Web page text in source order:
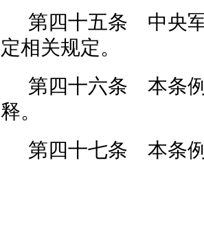
第四十五条 中央
定相关规定。
第四十六条 本条
释。
第四十七条 本条